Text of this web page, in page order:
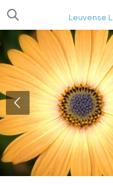
Ga
naar
de
hoofdinhoud
Leuvense